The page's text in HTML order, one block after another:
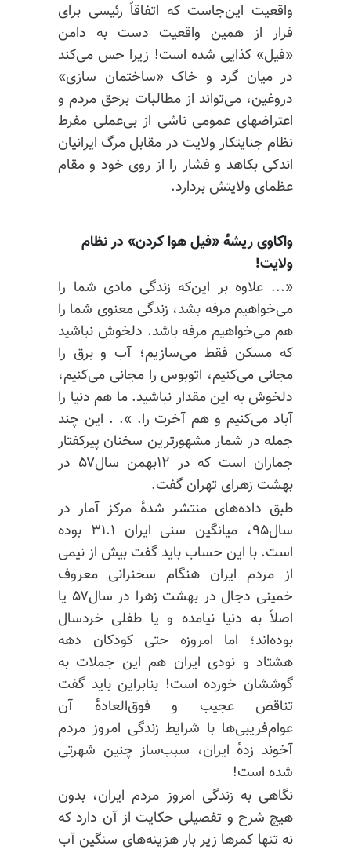
واقعیت این‌جاست که اتفاقاً رئیسی برای
فرار از همین واقعیت دست به دامن
«فیل» کذایی شده است! زیرا حس می‌کند
در میان گرد و خاک «ساختمان سازی»
دروغین، می‌تواند از مطالبات برحق مردم و
اعتراضهای عمومی ناشی از بی‌عملی مفرط
نظام جنایتکار ولایت در مقابل مرگ ایرانیان
اندکی بکاهد و فشار را از روی خود و مقام
عظمای ولایتش بردارد.
واکاوی ریشه‌ٔ «فیل هوا کردن» در نظام
ولایت!
«... علاوه بر این‌که زندگی مادی شما را
می‌خواهیم مرفه بشد، زندگی معنوی شما را
هم می‌خواهیم مرفه باشد. دلخوش نباشید
که مسکن فقط می‌سازیم؛ آب و برق را
مجانی می‌کنیم، اتوبوس را مجانی می‌کنیم،
دلخوش به این مقدار نباشید. ما هم دنیا را
آباد می‌کنیم و هم آخرت را. ». . این چند
جمله در شمار مشهورترین سخنان پیرکفتار
جماران است که در ۱۲بهمن سال۵۷ در
بهشت زهرای تهران گفت.
طبق داده‌های منتشر شده‌ٔ مرکز آمار در
سال۹۵، میانگین سنی ایران ۳۱.۱ بوده
است. با این حساب باید گفت بیش از نیمی
از مردم ایران هنگام سخنرانی معروف
خمینی دجال در بهشت زهرا در سال۵۷ یا
اصلاً به دنیا نیامده و یا طفلی خردسال
بوده‌اند؛ اما امروزه حتی کودکان دهه
هشتاد و نودی ایران هم این جملات به
گوششان خورده است! بنابراین باید گفت
تناقض عجیب و فوق‌العاده‌ٔ آن
عوام‌فریبی‌ها با شرایط زندگی امروز مردم
آخوند زده‌ٔ ایران، سبب‌ساز چنین شهرتی
شده است!
نگاهی به زندگی امروز مردم ایران، بدون
هیچ شرح و تفصیلی حکایت از آن دارد که
نه تنها کمرها زیر بار هزینه‌های سنگین آب